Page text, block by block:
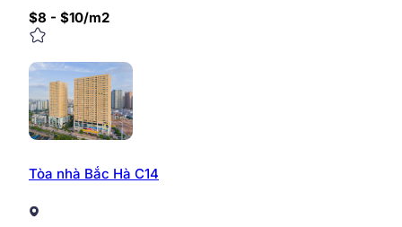
$8 - $10/m2
Tòa nhà Bắc Hà C14